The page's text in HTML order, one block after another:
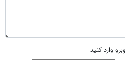
وارد کنید